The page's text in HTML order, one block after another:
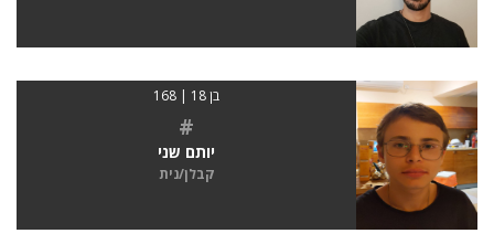
בן 18 | 168
#
יותם שני
קבלן/נית